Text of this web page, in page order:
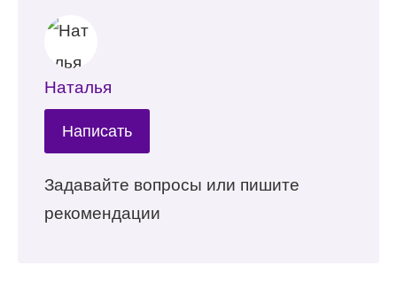
Наталья
Написать
Задавайте вопросы или пишите
рекомендации